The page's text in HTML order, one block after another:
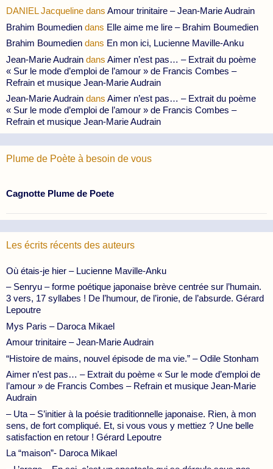
DANIEL Jacqueline dans Amour trinitaire – Jean-Marie Audrain
Brahim Boumedien dans Elle aime me lire – Brahim Boumedien
Brahim Boumedien dans En mon ici, Lucienne Maville-Anku
Jean-Marie Audrain dans Aimer n’est pas… – Extrait du poème
« Sur le mode d’emploi de l’amour » de Francis Combes –
Refrain et musique Jean-Marie Audrain
Jean-Marie Audrain dans Aimer n’est pas… – Extrait du poème
« Sur le mode d’emploi de l’amour » de Francis Combes –
Refrain et musique Jean-Marie Audrain
Plume de Poète à besoin de vous
Cagnotte Plume de Poete
Les écrits récents des auteurs
Où étais-je hier – Lucienne Maville-Anku
– Senryu – forme poétique japonaise brève centrée sur l’humain.
3 vers, 17 syllabes ! De l’humour, de l’ironie, de l’absurde. Gérard
Lepoutre
Mys Paris – Daroca Mikael
Amour trinitaire – Jean-Marie Audrain
“Histoire de mains, nouvel épisode de ma vie.” – Odile Stonham
Aimer n’est pas… – Extrait du poème « Sur le mode d’emploi de
l’amour » de Francis Combes – Refrain et musique Jean-Marie
Audrain
– Uta – S’initier à la poésie traditionnelle japonaise. Rien, à mon
sens, de fort compliqué. Et, si vous vous y mettiez ? Une belle
satisfaction en retour ! Gérard Lepoutre
La “maison”- Daroca Mikael